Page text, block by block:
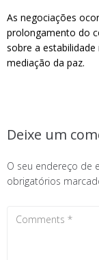
As negociações
prolongamento do
sobre a
mediação da paz.
Deixe um
O seu endereço de
obrigatórios